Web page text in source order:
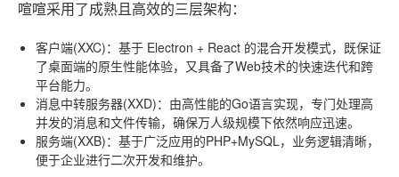
喧喧采用了成熟且高效的三层架构：
客户端(XXC)：基于 Electron + React 的混合开发模式，既保证
了桌面端的原生性能体验，又具备了Web技术的快速迭代和跨
平台能力。
消息中转服务器(XXD)：由高性能的Go语言实现，专门处理高
并发的消息和文件传输，确保万人级规模下依然响应迅速。
服务端(XXB)：基于广泛应用的PHP+MySQL，业务逻辑清晰，
便于企业进行二次开发和维护。